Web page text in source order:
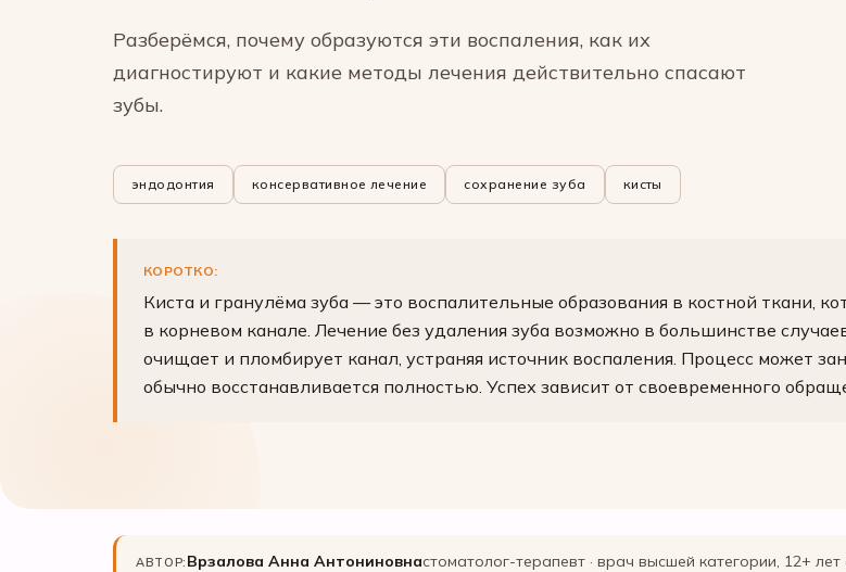
Разберёмся, почему образуются эти воспаления, как их
диагностируют и какие методы лечения действительно спасают
зубы.
эндодонтия консервативное лечение сохранение зуба кисты
КОРОТКО:
Киста и гранулёма зуба — это воспалительные образования в костной ткани,
в корневом канале. Лечение без удаления зуба возможно в большинстве
очищает и пломбирует канал, устраняя источник воспаления. Процесс может
обычно восстанавливается полностью. Успех зависит от своевременного
АВТОР: Врзалова Анна Антониновнастоматолог-терапевт · врач высшей категории, 12+